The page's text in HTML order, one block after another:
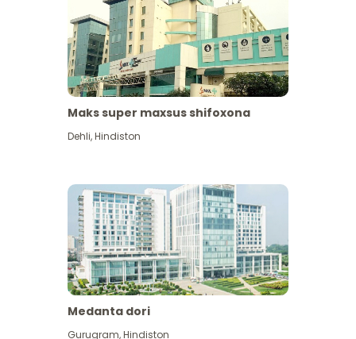
Maks super maxsus shifoxona
Dehli,Hindiston
Medanta dori
Gurugram,Hindiston